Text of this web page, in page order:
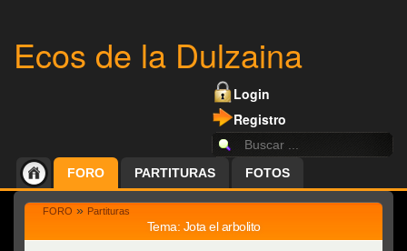
Ecos de la Dulzaina
Login
Registro
FORO PARTITURAS FOTOS
FORO » Partituras
Tema: Jota el arbolito